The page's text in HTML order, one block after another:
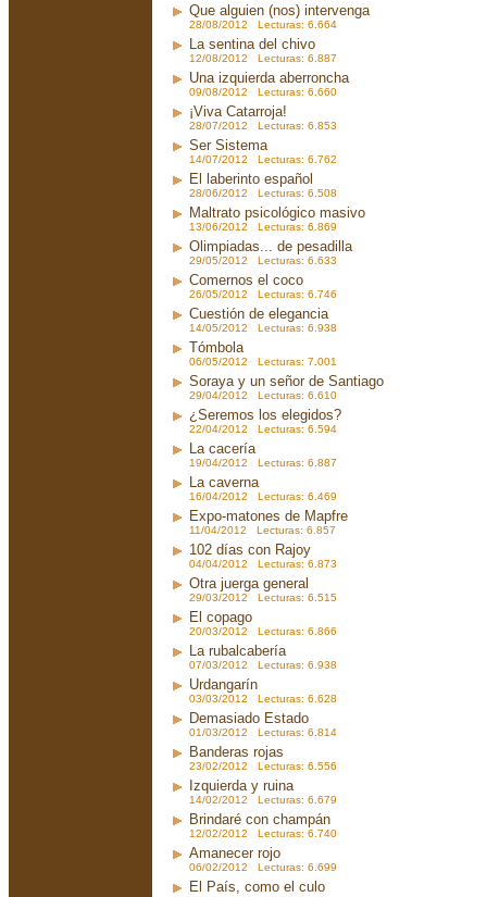
Que alguien (nos) intervenga
28/08/2012 Lecturas: 6.664
La sentina del chivo
12/08/2012 Lecturas: 6.887
Una izquierda aberroncha
09/08/2012 Lecturas: 6.660
¡Viva Catarroja!
28/07/2012 Lecturas: 6.853
Ser Sistema
14/07/2012 Lecturas: 6.762
El laberinto español
28/06/2012 Lecturas: 6.508
Maltrato psicológico masivo
13/06/2012 Lecturas: 6.869
Olimpiadas... de pesadilla
29/05/2012 Lecturas: 6.633
Comernos el coco
26/05/2012 Lecturas: 6.746
Cuestión de elegancia
14/05/2012 Lecturas: 6.938
Tómbola
06/05/2012 Lecturas: 7.001
Soraya y un señor de Santiago
29/04/2012 Lecturas: 6.610
¿Seremos los elegidos?
22/04/2012 Lecturas: 6.594
La cacería
19/04/2012 Lecturas: 6.887
La caverna
16/04/2012 Lecturas: 6.469
Expo-matones de Mapfre
11/04/2012 Lecturas: 6.857
102 días con Rajoy
04/04/2012 Lecturas: 6.873
Otra juerga general
29/03/2012 Lecturas: 6.515
El copago
20/03/2012 Lecturas: 6.866
La rubalcabería
07/03/2012 Lecturas: 6.938
Urdangarín
03/03/2012 Lecturas: 6.628
Demasiado Estado
01/03/2012 Lecturas: 6.814
Banderas rojas
23/02/2012 Lecturas: 6.556
Izquierda y ruina
14/02/2012 Lecturas: 6.679
Brindaré con champán
12/02/2012 Lecturas: 6.740
Amanecer rojo
06/02/2012 Lecturas: 6.699
El País, como el culo